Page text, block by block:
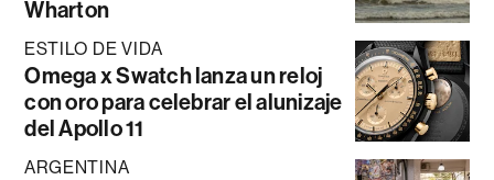
Wharton
ESTILO DE VIDA
Omega x Swatch lanza un reloj
con oro para celebrar el alunizaje
del Apollo 11
ARGENTINA